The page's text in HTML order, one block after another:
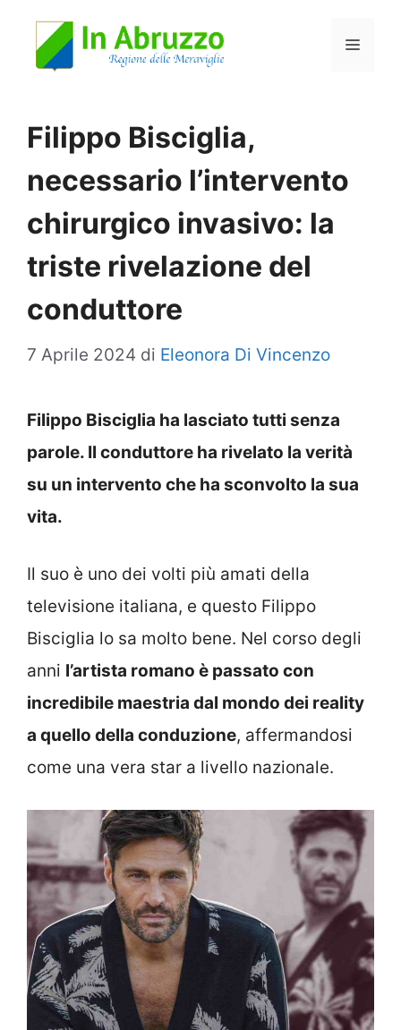
Menu
Filippo Bisciglia,
necessario l’intervento
chirurgico invasivo: la
triste rivelazione del
conduttore
7 Aprile 2024 di Eleonora Di Vincenzo
Filippo Bisciglia ha lasciato tutti senza
parole. Il conduttore ha rivelato la verità
su un intervento che ha sconvolto la sua
vita.
Il suo è uno dei volti più amati della
televisione italiana, e questo Filippo
Bisciglia lo sa molto bene. Nel corso degli
anni l’artista romano è passato con
incredibile maestria dal mondo dei reality
a quello della conduzione, affermandosi
come una vera star a livello nazionale.